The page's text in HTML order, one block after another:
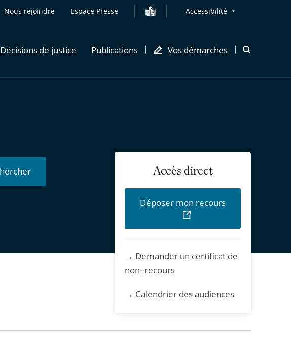
Nous rejoindre Espace Presse Accessibilité
Décisions de justice Publications Vos démarches
Ouvrir
Accès direct
Déposer mon recours
→ Demander un certificat de
non–recours
→ Calendrier des audiences